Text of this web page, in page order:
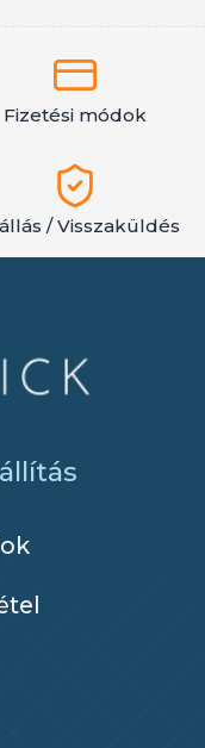
Fizetési módok
/ Visszaküldés